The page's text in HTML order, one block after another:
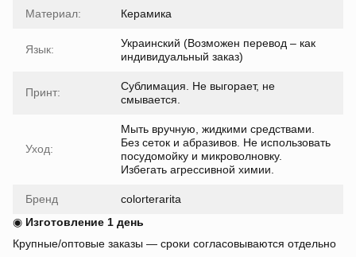
Материал: Керамика
Язык:
Украинский (Возможен перевод – как
индивидуальный заказ)
Принт:
Сублимация. Не выгорает, не
смывается.
Уход:
Мыть вручную, жидкими средствами.
Без сеток и абразивов. Не использовать
посудомойку и микроволновку.
Избегать агрессивной химии.
Бренд
colorterarita
◉ Изготовление 1 день
Крупные/оптовые заказы — сроки согласовываются отдельно